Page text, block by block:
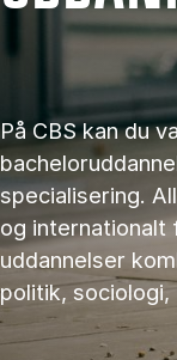
På CBS kan du
specialisering.
og internationalt
uddannelser
politik, sociologi,